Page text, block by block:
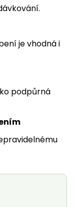
je vhodná i
podpůrná